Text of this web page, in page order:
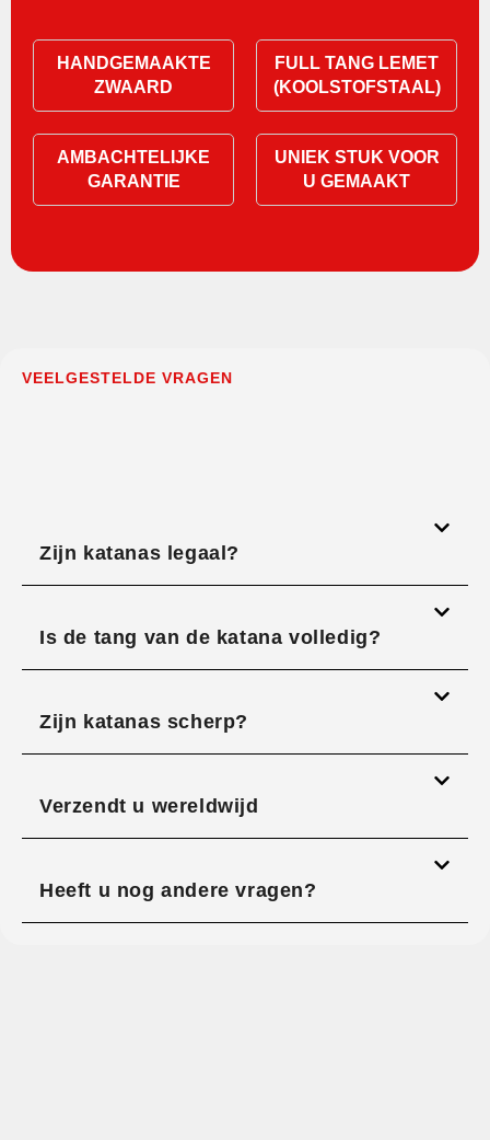
HANDGEMAAKTE
ZWAARD
FULL TANG LEMET
(KOOLSTOFSTAAL)
AMBACHTELIJKE
GARANTIE
UNIEK STUK VOOR
U GEMAAKT
VEELGESTELDE VRAGEN
Zijn katanas legaal?
Is de tang van de katana volledig?
Zijn katanas scherp?
Verzendt u wereldwijd
Heeft u nog andere vragen?